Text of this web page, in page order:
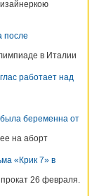
после
в Италии
работает над
беременна от
на аборт
«Крик 7» в
26 февраля.